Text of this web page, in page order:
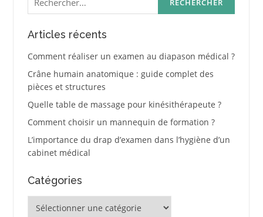
Articles récents
Comment réaliser un examen au diapason médical ?
Crâne humain anatomique : guide complet des
pièces et structures
Quelle table de massage pour kinésithérapeute ?
Comment choisir un mannequin de formation ?
L’importance du drap d’examen dans l’hygiène d’un
cabinet médical
Catégories